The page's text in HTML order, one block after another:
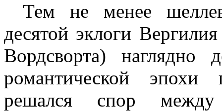
Тем не менее
десятой эклоги
Вордсворта) наглядно
романтической эпохи
решался спор между